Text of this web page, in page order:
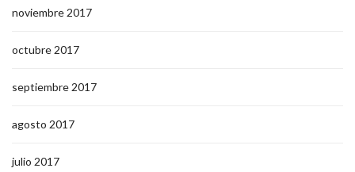
noviembre 2017
octubre 2017
septiembre 2017
agosto 2017
julio 2017